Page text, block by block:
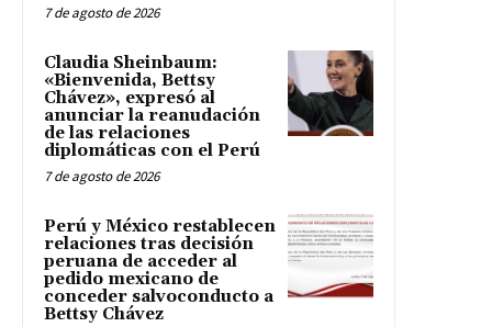
7 de agosto de 2026
Claudia Sheinbaum:
«Bienvenida, Bettsy
Chávez», expresó al
anunciar la reanudación
de las relaciones
diplomáticas con el Perú
7 de agosto de 2026
Perú y México restablecen
relaciones tras decisión
peruana de acceder al
pedido mexicano de
conceder salvoconducto a
Bettsy Chávez